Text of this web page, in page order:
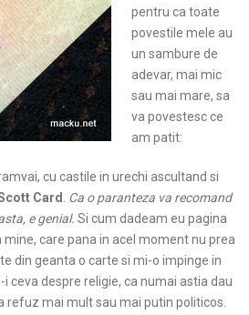
pentru ca toate
povestile mele au
un sambure de
adevar, mai mic
sau mai mare, sa
va povestesc ce
am patit:
cu castile in urechi ascultand si
Card
Ca o paranteza va recomand
e genial. Si cum dadeam eu pagina
mine, care pana in acel moment nu prea
din geanta o carte si mi-o impinge in
i ceva despre religie, ca numai astia dau
refuz mai mult sau mai putin politicos.